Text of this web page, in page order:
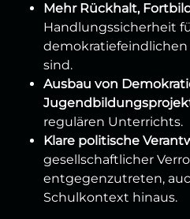
Mehr Rückhalt,
Handlungssicherheit
sind.
Ausbau von
regulären Unterrichts.
Klare politische
gesellschaftlicher
entgegenzutreten,
Schulkontext hinaus.